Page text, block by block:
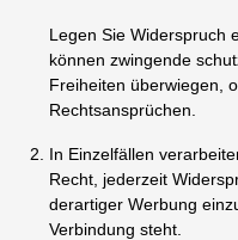
Legen Sie Widerspruch
können zwingende
Freiheiten überwiegen,
Rechtsansprüchen.
In Einzelfällen
Recht, jederzeit
derartiger Werbung
Verbindung steht.